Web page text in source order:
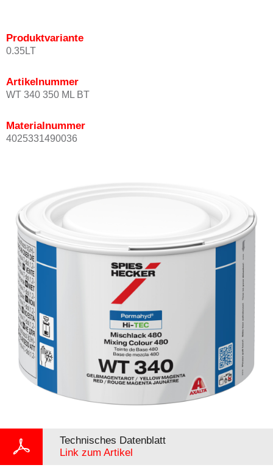
Produktvariante
0.35LT
Artikelnummer
WT 340 350 ML BT
Materialnummer
4025331490036
Technisches Datenblatt
Link zum Artikel